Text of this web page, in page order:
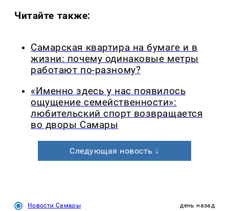
Читайте также:
Самарская квартира на бумаге и в
жизни: почему одинаковые метры
работают по-разному?
«Именно здесь у нас появилось
ощущение семейственности»:
любительский спорт возвращается
во дворы Самары
Следующая новость ↓
Новости Самары день назад